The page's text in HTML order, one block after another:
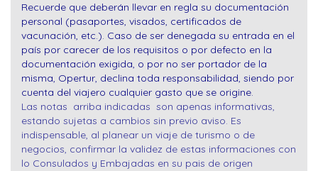
Recuerde que deberán llevar en regla su documentación
personal (pasaportes, visados, certificados de
vacunación, etc.). Caso de ser denegada su entrada en el
país por carecer de los requisitos o por defecto en la
documentación exigida, o por no ser portador de la
misma, Opertur, declina toda responsabilidad, siendo por
cuenta del viajero cualquier gasto que se origine.
Las notas arriba indicadas son apenas informativas,
estando sujetas a cambios sin previo aviso. Es
indispensable, al planear un viaje de turismo o de
negocios, confirmar la validez de estas informaciones con
lo Consulados y Embajadas en su pais de origen